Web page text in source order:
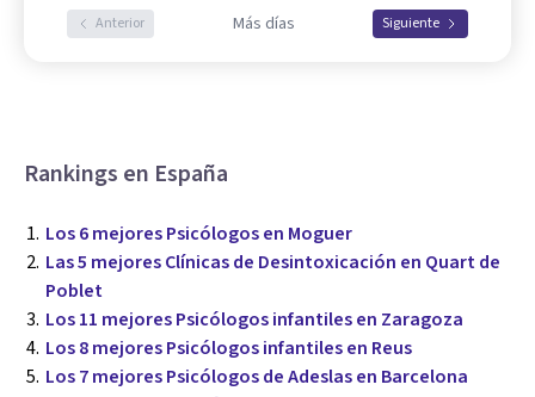
Anterior Más días Siguiente
Rankings en España
Los 6 mejores Psicólogos en Moguer
Las 5 mejores Clínicas de Desintoxicación en Quart de
Poblet
Los 11 mejores Psicólogos infantiles en Zaragoza
Los 8 mejores Psicólogos infantiles en Reus
Los 7 mejores Psicólogos de Adeslas en Barcelona